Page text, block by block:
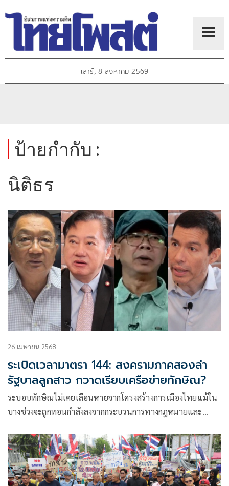
เสาร์, 8 สิงหาคม 2569
ป้ายกำกับ :
นิติธร
26 เมษายน 2568
ระเบิดเวลามาตรา 144: สงครามภาคสองล่า
รัฐบาลลูกสาว กวาดเรียบเครือข่ายทักษิณ?
ระบอบทักษิณไม่เคยเลือนหายจากโครงสร้างการเมืองไทยแม้ใน
บางช่วงจะถูกทอนกำลังลงจากกระบวนการทางกฎหมายและ
วางรากลึกไว้นั้น ยังคงดำรงอยู่อย่างต่อเนื่อง